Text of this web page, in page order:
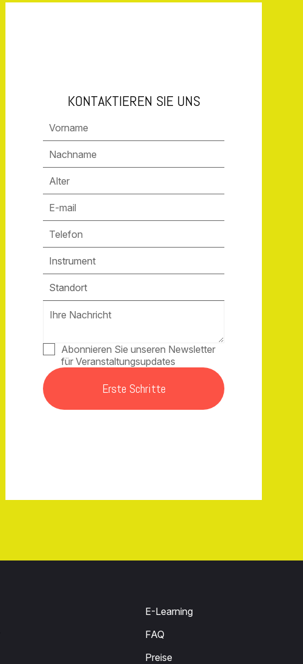
KONTAKTIEREN SIE UNS
Instrument
Standort
Abonnieren Sie unseren Newsletter
für Veranstaltungsupdates
Erste Schritte
E-Learning
FAQ
Preise